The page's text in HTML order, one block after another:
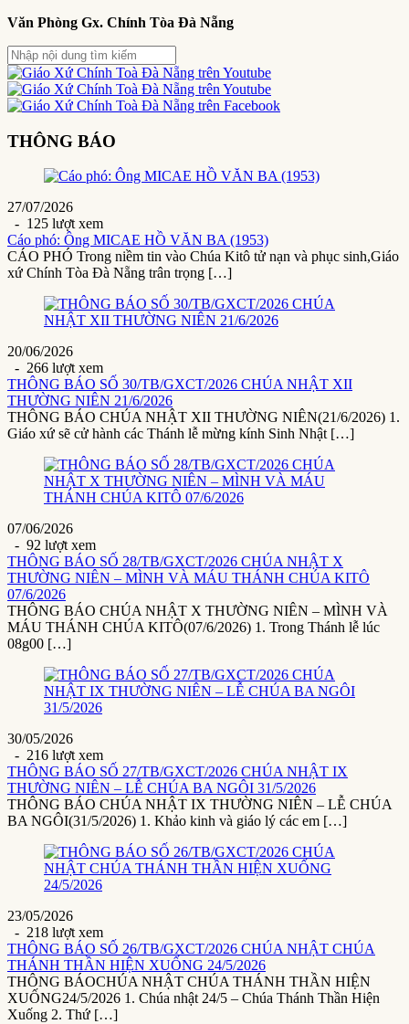
Văn Phòng Gx. Chính Tòa Đà Nẵng
THÔNG BÁO
27/07/2026
- 125 lượt xem
Cáo phó: Ông MICAE HỒ VĂN BA (1953)
CÁO PHÓ Trong niềm tin vào Chúa Kitô tử nạn và phục sinh,Giáo
xứ Chính Tòa Đà Nẵng trân trọng […]
20/06/2026
- 266 lượt xem
THÔNG BÁO SỐ 30/TB/GXCT/2026 CHÚA NHẬT XII
THƯỜNG NIÊN 21/6/2026
THÔNG BÁO CHÚA NHẬT XII THƯỜNG NIÊN(21/6/2026) 1.
Giáo xứ sẽ cử hành các Thánh lễ mừng kính Sinh Nhật […]
07/06/2026
- 92 lượt xem
THÔNG BÁO SỐ 28/TB/GXCT/2026 CHÚA NHẬT X
THƯỜNG NIÊN – MÌNH VÀ MÁU THÁNH CHÚA KITÔ
07/6/2026
THÔNG BÁO CHÚA NHẬT X THƯỜNG NIÊN – MÌNH VÀ
MÁU THÁNH CHÚA KITÔ(07/6/2026) 1. Trong Thánh lễ lúc
08g00 […]
30/05/2026
- 216 lượt xem
THÔNG BÁO SỐ 27/TB/GXCT/2026 CHÚA NHẬT IX
THƯỜNG NIÊN – LỄ CHÚA BA NGÔI 31/5/2026
THÔNG BÁO CHÚA NHẬT IX THƯỜNG NIÊN – LỄ CHÚA
BA NGÔI(31/5/2026) 1. Khảo kinh và giáo lý các em […]
23/05/2026
- 218 lượt xem
THÔNG BÁO SỐ 26/TB/GXCT/2026 CHÚA NHẬT CHÚA
THÁNH THẦN HIỆN XUỐNG 24/5/2026
THÔNG BÁOCHÚA NHẬT CHÚA THÁNH THẦN HIỆN
XUỐNG24/5/2026 1. Chúa nhật 24/5 – Chúa Thánh Thần Hiện
Xuống 2. Thứ […]